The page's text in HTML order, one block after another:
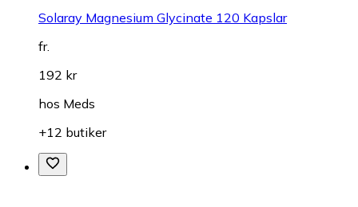
Solaray Magnesium Glycinate 120 Kapslar
fr.
192 kr
hos Meds
+12 butiker